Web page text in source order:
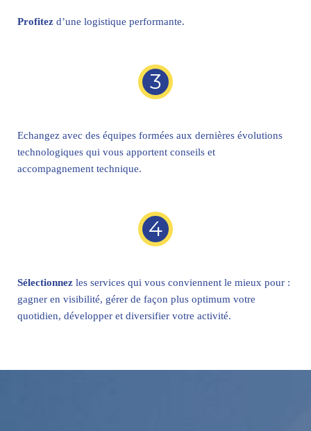
Profitez d’une logistique performante.
3
Echangez avec des équipes formées aux dernières évolutions
technologiques qui vous apportent conseils et
accompagnement technique.
4
Sélectionnez les services qui vous conviennent le mieux pour :
gagner en visibilité, gérer de façon plus optimum votre
quotidien, développer et diversifier votre activité.